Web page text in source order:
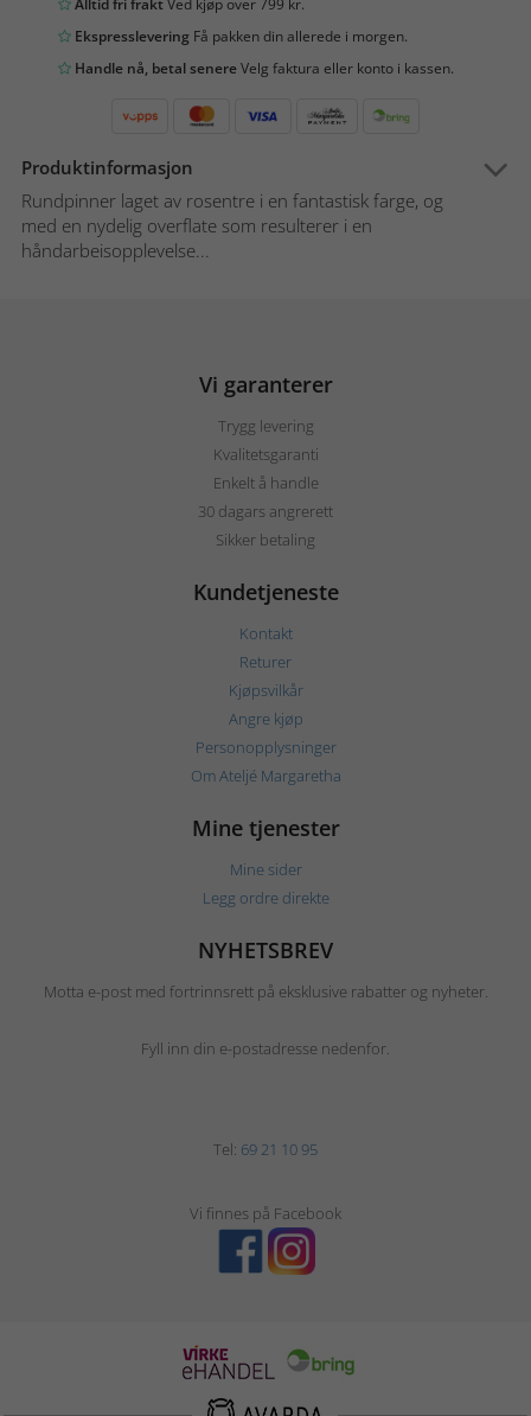
Alltid fri fraktVed kjøp over 799 kr.
Ekspresslevering Få pakken din allerede i morgen.
Handle nå, betal senereVelg faktura eller konto i kassen.
Produktinformasjon
Rundpinner laget av rosentre i en fantastisk farge, og
med en nydelig overflate som resulterer i en
håndarbeisopplevelse...
Vi garanterer
Trygg levering
Kvalitetsgaranti
Enkelt å handle
30 dagars angrerett
Sikker betaling
Kundetjeneste
Kontakt
Returer
Kjøpsvilkår
Angre kjøp
Personopplysninger
Om Ateljé Margaretha
Mine tjenester
Mine sider
Legg ordre direkte
NYHETSBREV
Motta e-post med fortrinnsrett på eksklusive rabatter og nyheter.
Fyll inn din e-postadresse nedenfor.
Tel: 69 21 10 95
Vi finnes på Facebook